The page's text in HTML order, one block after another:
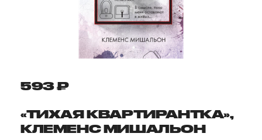
593 ₽
«ТИХАЯ КВАРТИРАНТКА»,
КЛЕМЕНС МИШАЛЬОН